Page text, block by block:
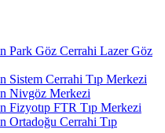
Park Göz Cerrahi Lazer Göz
Sistem Cerrahi Tıp Merkezi
Nivgöz Merkezi
Fizyotıp FTR Tıp Merkezi
Ortadoğu Cerrahi Tıp